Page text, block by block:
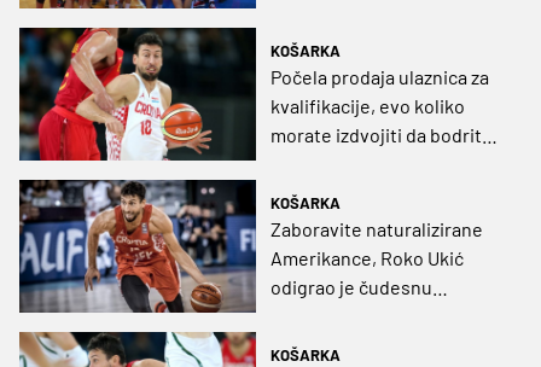
KOŠARKA
Počela prodaja ulaznica za
kvalifikacije, evo koliko
morate izdvojiti da bodrite
KOŠARKA
Zaboravite naturalizirane
Amerikance, Roko Ukić
odigrao je čudesnu
KOŠARKA